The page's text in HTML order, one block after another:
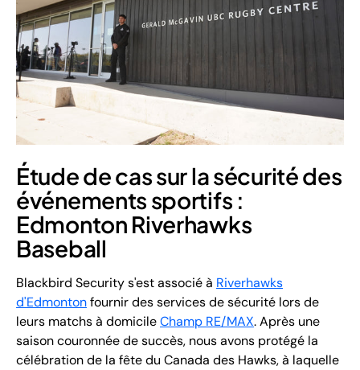
Étude de cas sur la sécurité des
événements sportifs :
Edmonton Riverhawks
Baseball
Blackbird Security s'est associé à Riverhawks
d'Edmontonfournir des services de sécurité lors de
leurs matchs à domicileChamp RE/MAX. Après une
saison couronnée de succès, nous avons protégé la
célébration de la fête du Canada des Hawks, à laquelle